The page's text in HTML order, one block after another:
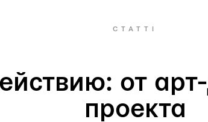
СТАТТІ
от
проекта